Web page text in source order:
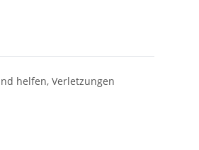
helfen, Verletzungen